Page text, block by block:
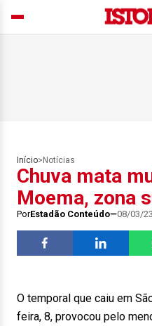
Início> Notícias
Chuva mata
Moema, zona
PorEstadão Conteúdo 08/03/
O temporal que caiu em
feira, 8, provocou pelo